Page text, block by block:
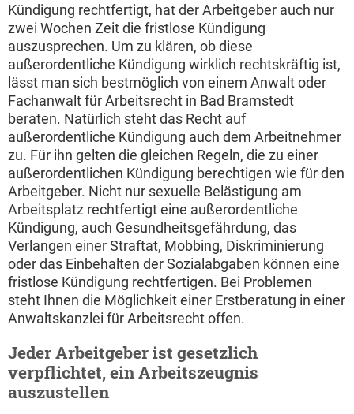
Kündigung rechtfertigt, hat der Arbeitgeber auch nur
zwei Wochen Zeit die fristlose Kündigung
auszusprechen. Um zu klären, ob diese
außerordentliche Kündigung wirklich rechtskräftig ist,
lässt man sich bestmöglich von einem Anwalt oder
Fachanwalt für Arbeitsrecht in Bad Bramstedt
beraten. Natürlich steht das Recht auf
außerordentliche Kündigung auch dem Arbeitnehmer
zu. Für ihn gelten die gleichen Regeln, die zu einer
außerordentlichen Kündigung berechtigen wie für den
Arbeitgeber. Nicht nur sexuelle Belästigung am
Arbeitsplatz rechtfertigt eine außerordentliche
Kündigung, auch Gesundheitsgefährdung, das
Verlangen einer Straftat, Mobbing, Diskriminierung
oder das Einbehalten der Sozialabgaben können eine
fristlose Kündigung rechtfertigen. Bei Problemen
steht Ihnen die Möglichkeit einer Erstberatung in einer
Anwaltskanzlei für Arbeitsrecht offen.
Jeder Arbeitgeber ist gesetzlich
verpflichtet, ein Arbeitszeugnis
auszustellen